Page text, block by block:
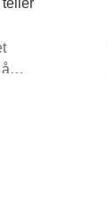
teller